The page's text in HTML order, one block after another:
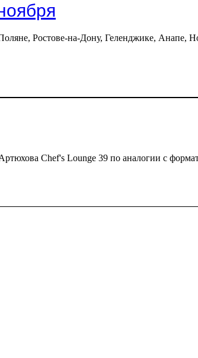
Ростове-на-Дону, Геленджике, Анапе,
Chef's Lounge 39 по аналогии с